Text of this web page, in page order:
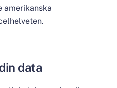
amerikanska
data